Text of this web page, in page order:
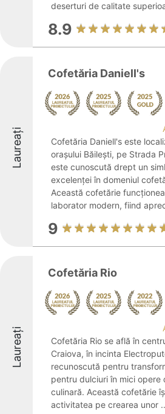
deserturi de calitate
8.9
Laureați
Cofetăria Daniell's
Cofetăria Daniell's este
orașului Băilești, pe Strada
este cunoscută drept un
excelenței în domeniul
Această cofetărie
laborator modern, fiind
9
Laureați
Cofetăria Rio
Cofetăria Rio se află în
Craiova, în incinta
recunoscută pentru
pentru dulciuri în mici opere
culinară. Această cofetărie
activitatea pe crearea unor